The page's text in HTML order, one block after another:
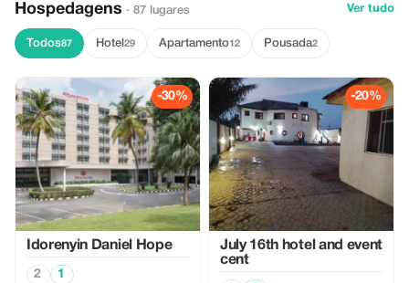
Hospedagens · 87 lugares Ver tudo
Todos87 Hotel 29 Apartamento12 Pousada2
-30%
Idorenyin Daniel Hope
2 1
-20%
July 16th hotel and event
cent